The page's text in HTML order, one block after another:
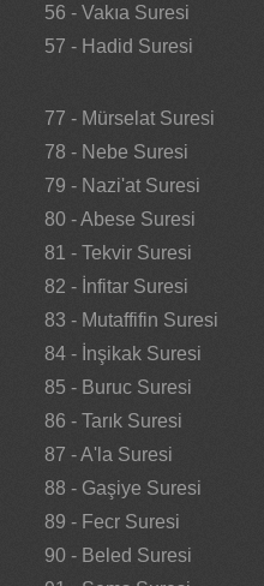
56 - Vakıa Suresi
57 - Hadid Suresi
77 - Mürselat Suresi
78 - Nebe Suresi
79 - Nazi'at Suresi
80 - Abese Suresi
81 - Tekvir Suresi
82 - İnfitar Suresi
83 - Mutaffifin Suresi
84 - İnşikak Suresi
85 - Buruc Suresi
86 - Tarık Suresi
87 - A'la Suresi
88 - Gaşiye Suresi
89 - Fecr Suresi
90 - Beled Suresi